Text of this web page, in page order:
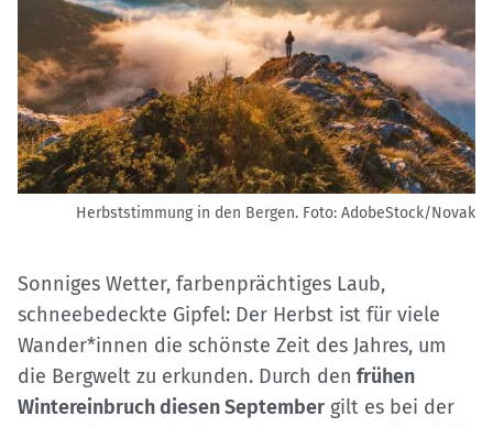
Herbststimmung in den Bergen. Foto: AdobeStock/Novak
Sonniges Wetter, farbenprächtiges Laub,
schneebedeckte Gipfel: Der Herbst ist für viele
Wander*innen die schönste Zeit des Jahres, um
die Bergwelt zu erkunden. Durch den frühen
Wintereinbruch diesen September gilt es bei der